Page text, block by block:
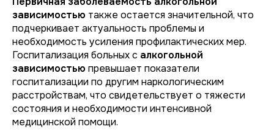
зависимостью также остается значительной, что
подчеркивает актуальность проблемы и
необходимость усиления профилактических мер.
Госпитализация больных с алкогольной
зависимостью превышает показатели
госпитализации по другим наркологическим
расстройствам, что свидетельствует о тяжести
состояния и необходимости интенсивной
медицинской помощи.